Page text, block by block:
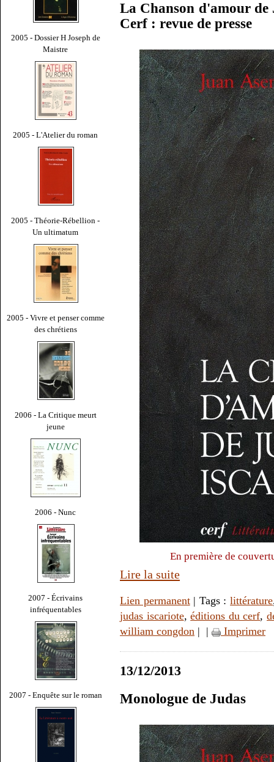
2005 - Dossier H Joseph de
Maistre
2005 - L'Atelier du roman
2005 - Théorie-Rébellion -
Un ultimatum
2005 - Vivre et penser comme
des chrétiens
2006 - La Critique meurt
jeune
2006 - Nunc
2007 - Écrivains
infréquentables
2007 - Enquête sur le roman
La Chanson d'amour de
Cerf : revue de presse
En première de
Lire la suite
Lien permanent| Tags :littérature
judas iscariote,éditions du cerf,
william congdon | | Imprimer
13/12/2013
Monologue de Judas